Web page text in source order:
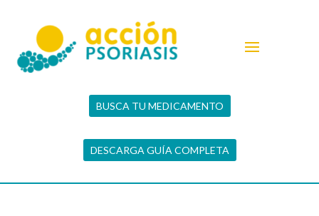
BUSCA TU MEDICAMENTO
DESCARGA GUÍA COMPLETA